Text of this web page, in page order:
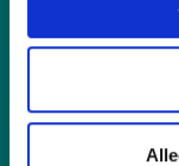
Vacatures
Veelgestelde